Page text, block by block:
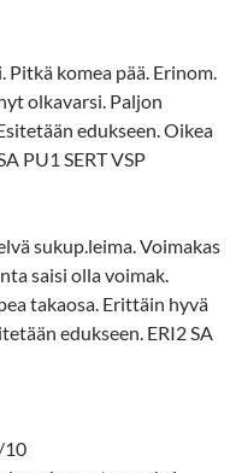
komea pää. Erinom.
olkavarsi. Paljon
edukseen. Oikea
PU1 SERT VSP
sukup.leima. Voimakas
saisi olla voimak.
takaosa. Erittäin hyvä
edukseen. ERI2 SA
10